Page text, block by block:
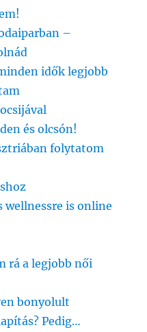
–
idők legjobb
és olcsón!
folytatom
wellnessre is online
rá a legjobb női
bonyolult
Pedig…